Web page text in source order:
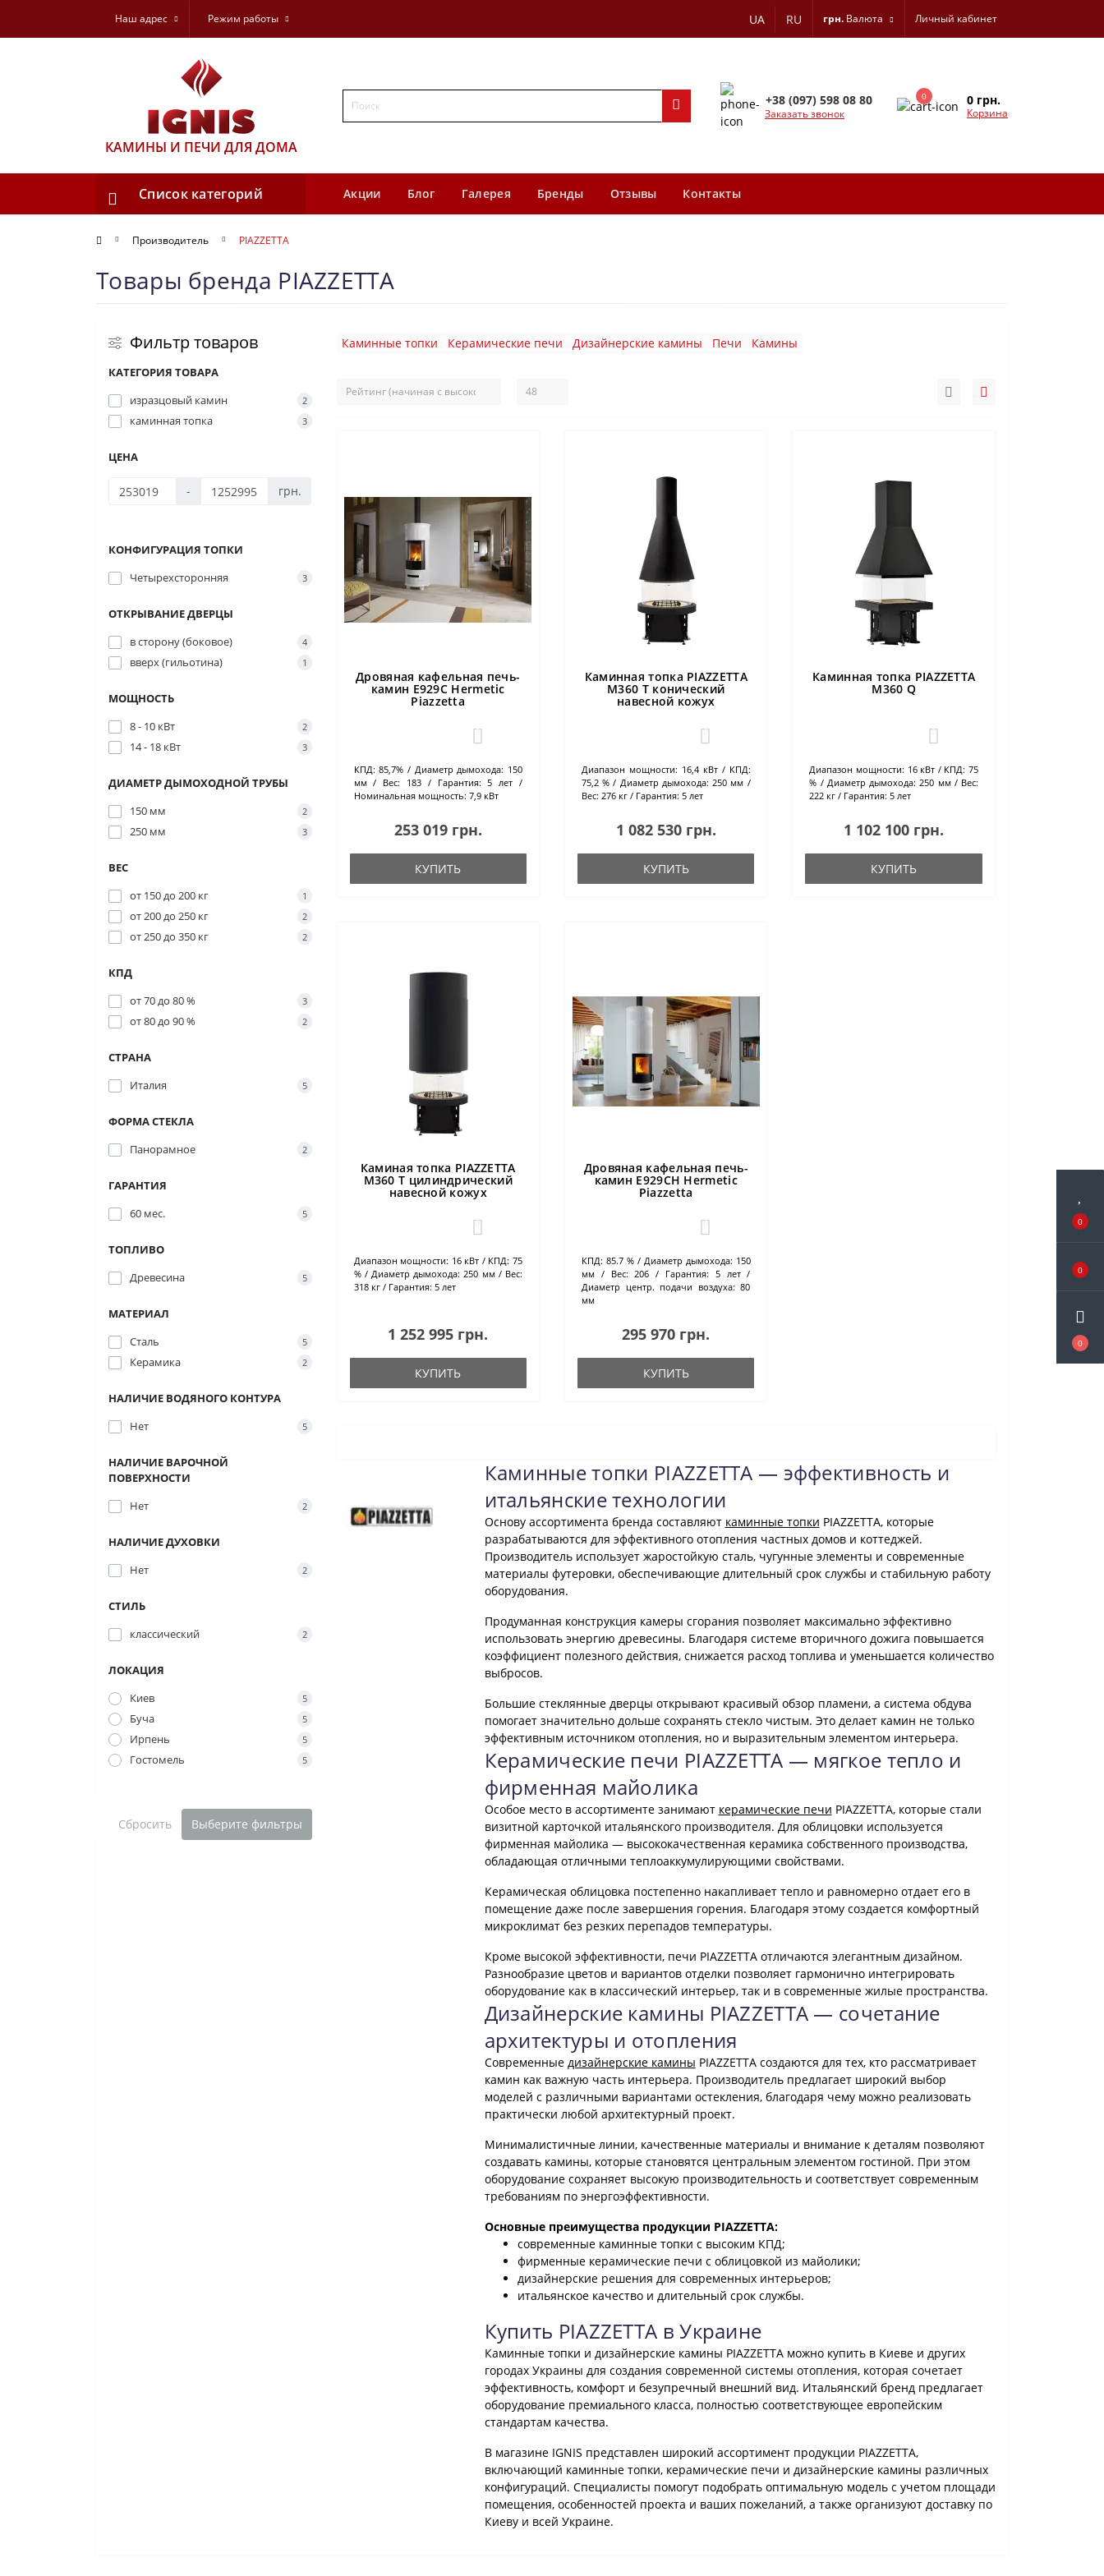
0
0
0
Наш адрес Режим работы UA RU грн. Валюта Личный кабинет
КАМИНЫ И ПЕЧИ ДЛЯ ДОМА
+38 (097) 598 08 80
Заказать звонок
0 0 грн.
Корзина
Список категорий Акции Блог Галерея Бренды Отзывы Контакты
Производитель PIAZZETTA
Товары бренда PIAZZETTA
Фильтр товаров
КАТЕГОРИЯ ТОВАРА
изразцовый камин
2
каминная топка 3
ЦЕНА
- грн.
КОНФИГУРАЦИЯ ТОПКИ
Четырехсторонняя
3
ОТКРЫВАНИЕ ДВЕРЦЫ
в сторону (боковое)
4
вверх (гильотина) 1
МОЩНОСТЬ
8 - 10 кВт
2
14 - 18 кВт 3
ДИАМЕТР ДЫМОХОДНОЙ ТРУБЫ
150 мм
2
250 мм 3
ВЕС
от 150 до 200 кг
1
от 200 до 250 кг 2
от 250 до 350 кг 2
КПД
от 70 до 80 %
3
от 80 до 90 % 2
СТРАНА
Италия
5
ФОРМА СТЕКЛА
Панорамное
2
ГАРАНТИЯ
60 мес.
5
ТОПЛИВО
Древесина
5
МАТЕРИАЛ
Сталь
5
Керамика 2
НАЛИЧИЕ ВОДЯНОГО КОНТУРА
Нет
5
НАЛИЧИЕ ВАРОЧНОЙ
ПОВЕРХНОСТИ
Нет
2
НАЛИЧИЕ ДУХОВКИ
Нет
2
СТИЛЬ
классический
2
ЛОКАЦИЯ
Киев
5
Буча 5
Ирпень 5
Гостомель 5
Сбросить Выберите фильтры
Каминные топки Керамические печи Дизайнерские камины Печи Камины
Дровяная кафельная печь-
камин E929C Hermetic
Piazzetta
3
КПД: 85,7% Диаметр дымохода: 150
мм
Вес: 183 Гарантия: 5 лет
Номинальная мощность: 7,9 кВт
253 019 грн.
КУПИТЬ
Каминная топка PIAZZETTA
M360 T конический
навесной кожух
0
Диапазон мощности: 16,4 кВт
КПД:
75,2 %
Диаметр дымохода: 250 мм
Вес: 276 кг Гарантия: 5 лет
1 082 530 грн.
КУПИТЬ
Каминная топка PIAZZETTA
M360 Q
0
Диапазон мощности: 16 кВт КПД: 75
%
Диаметр дымохода: 250 мм
Вес:
222 кг
Гарантия: 5 лет
1 102 100 грн.
КУПИТЬ
Каминая топка PIAZZETTA
M360 T цилиндрический
навесной кожух
0
Диапазон мощности: 16 кВт КПД: 75
%
Диаметр дымохода: 250 мм
Вес:
318 кг
Гарантия: 5 лет
1 252 995 грн.
КУПИТЬ
Дровяная кафельная печь-
камин E929CH Hermetic
Piazzetta
0
КПД: 85.7 % Диаметр дымохода: 150
мм
Вес: 206 Гарантия: 5 лет
Диаметр центр. подачи воздуха: 80
мм
295 970 грн.
КУПИТЬ
Каминные топки PIAZZETTA — эффективность и
итальянские технологии
Основу ассортимента бренда составляют каминные топки PIAZZETTA, которые
разрабатываются для эффективного отопления частных домов и коттеджей.
Производитель использует жаростойкую сталь, чугунные элементы и современные
материалы футеровки, обеспечивающие длительный срок службы и стабильную работу
оборудования.
Продуманная конструкция камеры сгорания позволяет максимально эффективно
использовать энергию древесины. Благодаря системе вторичного дожига повышается
коэффициент полезного действия, снижается расход топлива и уменьшается количество
выбросов.
Большие стеклянные дверцы открывают красивый обзор пламени, а система обдува
помогает значительно дольше сохранять стекло чистым. Это делает камин не только
эффективным источником отопления, но и выразительным элементом интерьера.
Керамические печи PIAZZETTA — мягкое тепло и
фирменная майолика
Особое место в ассортименте занимают керамические печи PIAZZETTA, которые стали
визитной карточкой итальянского производителя. Для облицовки используется
фирменная майолика — высококачественная керамика собственного производства,
обладающая отличными теплоаккумулирующими свойствами.
Керамическая облицовка постепенно накапливает тепло и равномерно отдает его в
помещение даже после завершения горения. Благодаря этому создается комфортный
микроклимат без резких перепадов температуры.
Кроме высокой эффективности, печи PIAZZETTA отличаются элегантным дизайном.
Разнообразие цветов и вариантов отделки позволяет гармонично интегрировать
оборудование как в классический интерьер, так и в современные жилые пространства.
Дизайнерские камины PIAZZETTA — сочетание
архитектуры и отопления
Современные дизайнерские камины PIAZZETTA создаются для тех, кто рассматривает
камин как важную часть интерьера. Производитель предлагает широкий выбор
моделей с различными вариантами остекления, благодаря чему можно реализовать
практически любой архитектурный проект.
Минималистичные линии, качественные материалы и внимание к деталям позволяют
создавать камины, которые становятся центральным элементом гостиной. При этом
оборудование сохраняет высокую производительность и соответствует современным
требованиям по энергоэффективности.
Основные преимущества продукции PIAZZETTA:
современные каминные топки с высоким КПД;
фирменные керамические печи с облицовкой из майолики;
дизайнерские решения для современных интерьеров;
итальянское качество и длительный срок службы.
Купить PIAZZETTA в Украине
Каминные топки и дизайнерские камины PIAZZETTA можно купить в Киеве и других
городах Украины для создания современной системы отопления, которая сочетает
эффективность, комфорт и безупречный внешний вид. Итальянский бренд предлагает
оборудование премиального класса, полностью соответствующее европейским
стандартам качества.
В магазине IGNIS представлен широкий ассортимент продукции PIAZZETTA,
включающий каминные топки, керамические печи и дизайнерские камины различных
конфигураций. Специалисты помогут подобрать оптимальную модель с учетом площади
помещения, особенностей проекта и ваших пожеланий, а также организуют доставку по
Киеву и всей Украине.